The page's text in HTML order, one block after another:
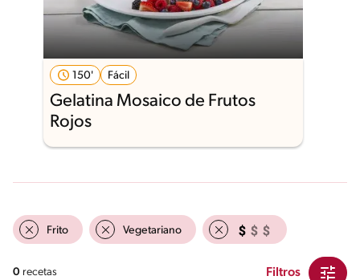
150' Fácil
Gelatina Mosaico de Frutos
Rojos
Frito Vegetariano
0 recetas Filtros